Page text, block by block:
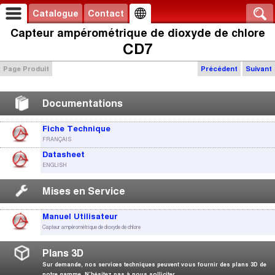
Catalogue Contact
Capteur ampérométrique de dioxyde de chlore
CD7
Précédent Suivant
Page Produit
Documentations
Fiche Technique
FRANÇAIS
Datasheet
ENGLISH
Mises en Service
Manuel Utilisateur
Capteur ampérométrique de dioxyde de chlore
Plans 3D
Sur demande, nos services techniques peuvent vous fournir des plans 3D de